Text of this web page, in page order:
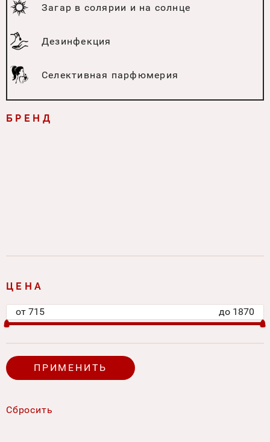
Загар в солярии и на солнце
Дезинфекция
Селективная парфюмерия
БРЕНД
ЦЕНА
от 715 до 1870